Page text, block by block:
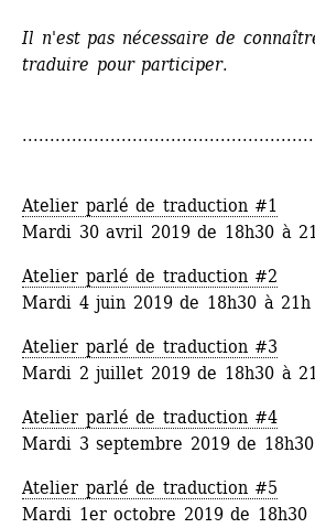
Il n'est pas nécessaire de
traduire pour participer.
Atelier parlé de traduction #1
Mardi 30 avril 2019 de 18h30 à
Atelier parlé de traduction #2
Mardi 4 juin 2019 de 18h30 à 21h
Atelier parlé de traduction #3
Mardi 2 juillet 2019 de 18h30 à
Atelier parlé de traduction #4
Mardi 3 septembre 2019 de
Atelier parlé de traduction #5
Mardi 1er octobre 2019 de 18h30